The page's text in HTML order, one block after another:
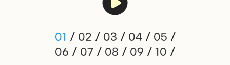
01 / 02 / 03 / 04/ 05 /
06 / 07 / 08 / 09 / 10 /